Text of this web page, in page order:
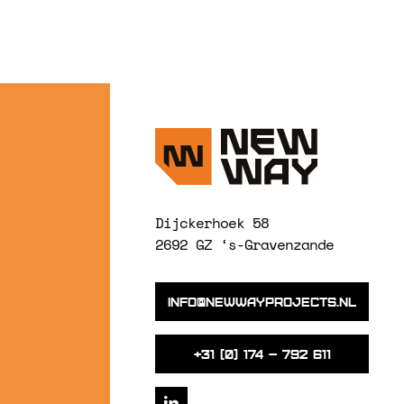
Dijckerhoek 58
2692 GZ ‘s-Gravenzande
info@newwayprojects.nl
+31 (0) 174 – 792 611